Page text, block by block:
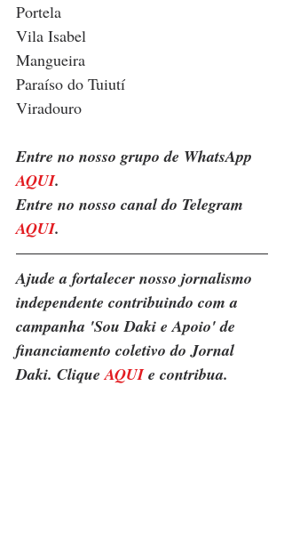
Portela
Vila Isabel
Mangueira
Paraíso do Tuiutí
Viradouro
Entre no nosso grupo de WhatsApp
AQUI.
Entre no nosso canal do Telegram
AQUI.
Ajude a fortalecer nosso jornalismo
independente contribuindo com a
campanha 'Sou Daki e Apoio' de
financiamento coletivo do Jornal
Daki. Clique AQUI e contribua.